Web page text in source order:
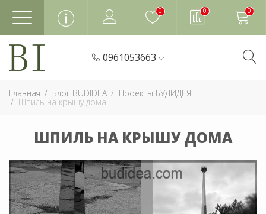
0 0 0
0961053663
Главная Блог BUDIDEA Проекты БУДИДЕЯ
Шпиль на крышу дома
ШПИЛЬ НА КРЫШУ ДОМА